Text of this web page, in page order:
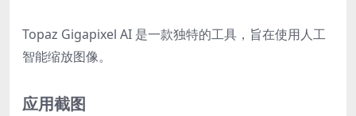
Topaz Gigapixel AI 是一款独特的工具，旨在使用人工
智能缩放图像。
应用截图